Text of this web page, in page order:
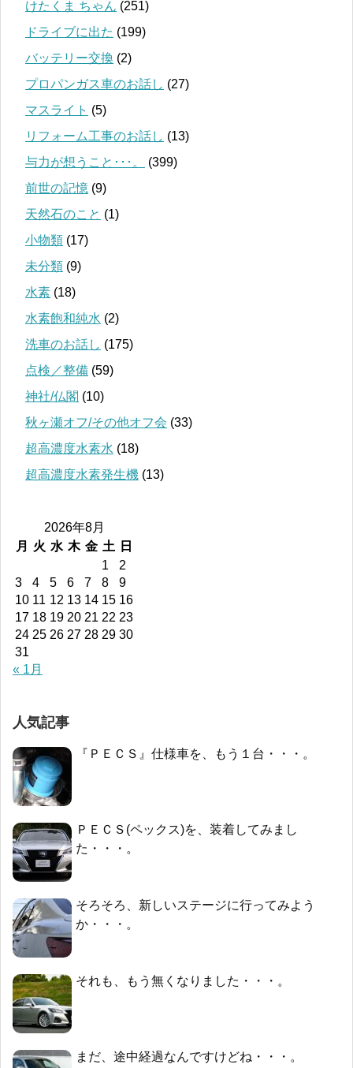
けたくま ちゃん (251)
ドライブに出た (199)
バッテリー交換 (2)
プロパンガス車のお話し (27)
マスライト (5)
リフォーム工事のお話し (13)
与力が想うこと･･･。
(399)
前世の記憶 (9)
天然石のこと (1)
小物類 (17)
未分類 (9)
水素 (18)
水素飽和純水 (2)
洗車のお話し (175)
点検／整備 (59)
神社/仏閣 (10)
秋ヶ瀬オフ/その他オフ会 (33)
超高濃度水素水 (18)
超高濃度水素発生機 (13)
2026年8月
月
火 水 木 金 土
日
1
2
3
4 5 6 7 8
9
10 11 12 13 14 15 16
17 18 19 20 21 22 23
24 25 26 27 28 29 30
31
« 1月
人気記事
『ＰＥＣＳ』仕様車を、もう１台・・・。
ＰＥＣＳ(ペックス)を、装着してみまし
た・・・。
そろそろ、新しいステージに行ってみよう
か・・・。
それも、もう無くなりました・・・。
まだ、途中経過なんですけどね・・・。